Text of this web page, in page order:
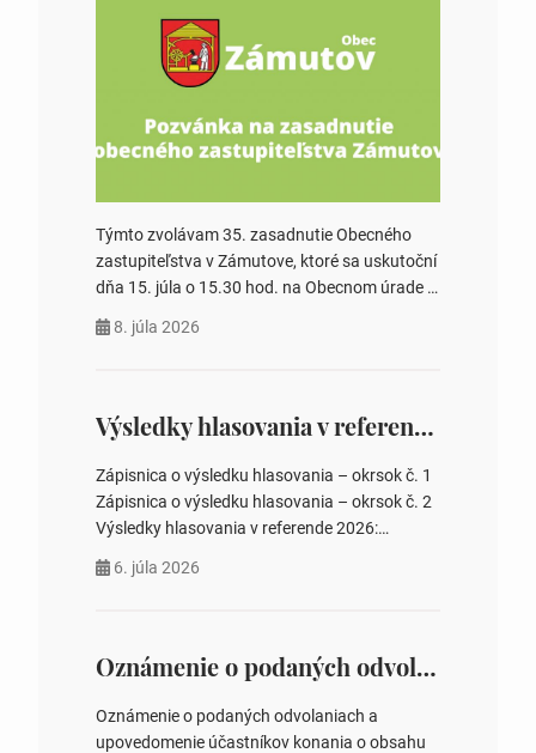
Týmto zvolávam 35. zasadnutie Obecného
zastupiteľstva v Zámutove, ktoré sa uskutoční
dňa 15. júla o 15.30 hod. na Obecnom úrade v
rokovania 2. Schválenie návrhovej komisie a
zastupiteľstiev, počtu poslancov obecných
zastupiteľstiev v nich 4. Schválenie odpredaja
obecného pozemku –…
8. júla 2026
Výsledky hlasovania v referende 2026
Zápisnica o výsledku hlasovania – okrsok č. 1
Zápisnica o výsledku hlasovania – okrsok č. 2
Výsledky hlasovania v referende 2026:
na hlasovaní https://www.volbysr.sk/…
6. júla 2026
Oznámenie o podaných odvolaniach a upovedomenie účastníkov konania o obsahu podaných odvolani – Verejná vyhláška
Oznámenie o podaných odvolaniach a
upovedomenie účastníkov konania o obsahu